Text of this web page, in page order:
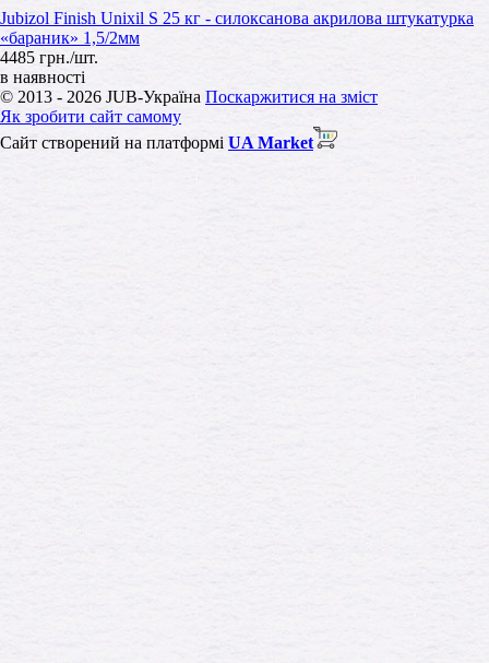
Jubizol Finish Unixil S 25 кг - силоксанова акрилова штукатурка
«бараник» 1,5/2мм
4485 грн./шт.
в наявності
© 2013 - 2026 JUB-Україна Поскаржитися на зміст
Як зробити сайт самому
Сайт створений на платформі UA Market